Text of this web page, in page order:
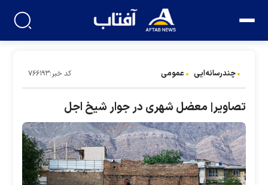
چندرسانه‌ایی عمومی کد خبر:۷۶۶۱۹۳
تصاویر| معضل شهری در جوار شیخ اجل